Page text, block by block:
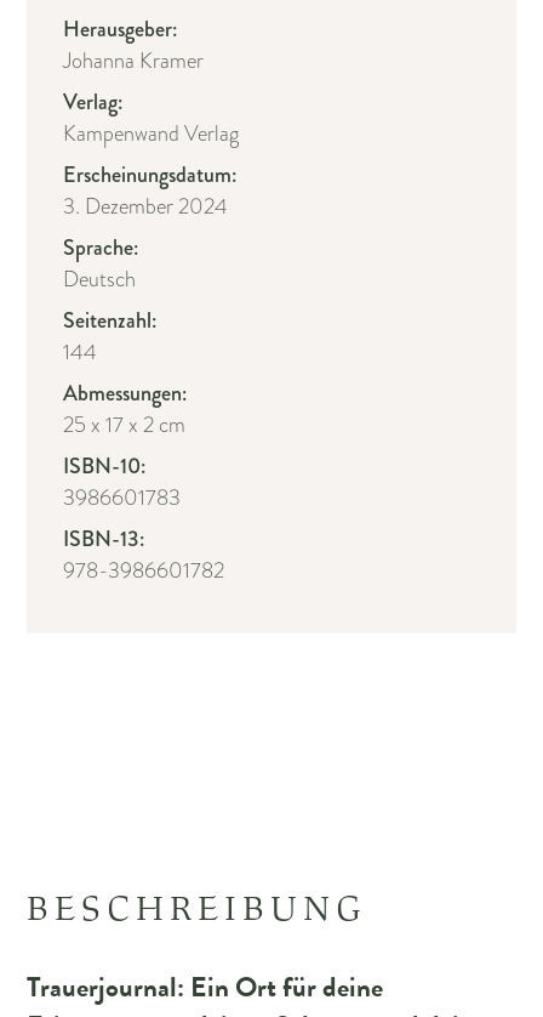
Herausgeber:
Johanna Kramer
Verlag:
Kampenwand Verlag
Erscheinungsdatum:
3. Dezember 2024
Sprache:
Deutsch
Seitenzahl:
144
Abmessungen:
25 x 17 x 2 cm
ISBN-10:
3986601783
ISBN-13:
978-3986601782
BESCHREIBUNG
Trauerjournal: Ein Ort für deine